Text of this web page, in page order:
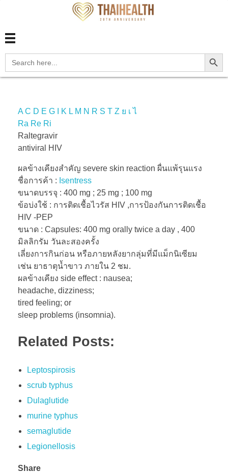
Search
for:
Search Button
A C D E G K L M N R S T Z ย เ ไ
Ra Re Ri
Raltegravir
antiviral HIV
ผลข้างเคียงสำคัญ severe skin reaction ผื่นแพ้รุนแรง
ชื่อการค้า : Isentress
ขนาดบรรจุ : 400 mg ; 25 mg ; 100 mg
ข้อบ่งใช้ : การติดเชื้อไวรัส HIV ,การป้องกันการติดเชื้อ
HIV -PEP
ขนาด : Capsules: 400 mg orally twice a day , 400
มิลลิกรัม วันละสองครั้ง
เลี่ยงการกินก่อน หรือภายหลังยากลุ่มที่มีแม็กนิเซียม
เช่น ยาธาตุน้ำขาว ภายใน 2 ชม.
ผลข้างเคียง side effect : nausea;
headache, dizziness;
tired feeling; or
sleep problems (insomnia).
Related Posts:
Leptospirosis
scrub typhus
Dulaglutide
murine typhus
semaglutide
Legionellosis
Share